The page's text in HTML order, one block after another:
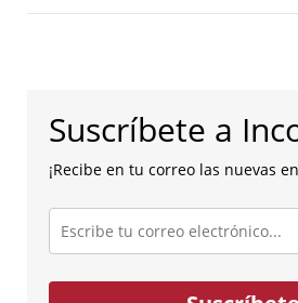
Suscríbete a
¡Recibe en tu correo las nuevas
Escribe
tu
correo
electrónico...